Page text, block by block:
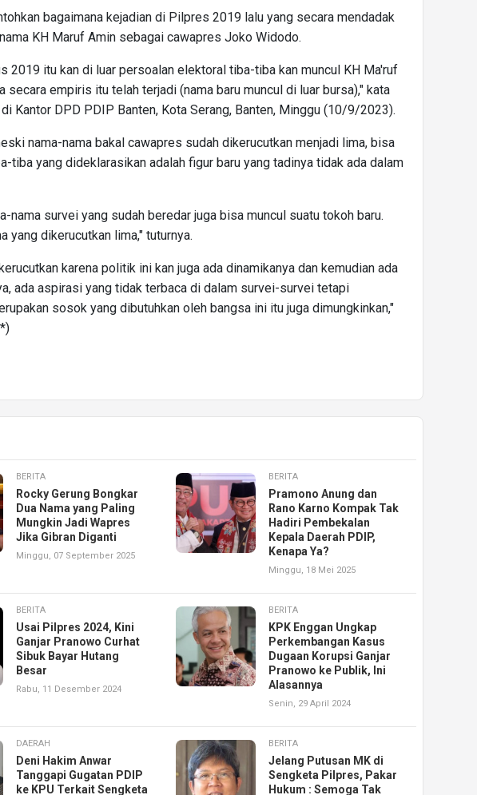
bagaimana kejadian di Pilpres 2019 lalu yang secara mendadak
KH Maruf Amin sebagai cawapres Joko Widodo.
2019 itu kan di luar persoalan elektoral tiba-tiba kan muncul KH Ma'ruf
secara empiris itu telah terjadi (nama baru muncul di luar bursa)," kata
Kantor DPD PDIP Banten, Kota Serang, Banten, Minggu (10/9/2023).
nama-nama bakal cawapres sudah dikerucutkan menjadi lima, bisa
tiba yang dideklarasikan adalah figur baru yang tadinya tidak ada dalam
nama survei yang sudah beredar juga bisa muncul suatu tokoh baru.
yang dikerucutkan lima," tuturnya.
karena politik ini kan juga ada dinamikanya dan kemudian ada
ada aspirasi yang tidak terbaca di dalam survei-survei tetapi
sosok yang dibutuhkan oleh bangsa ini itu juga dimungkinkan,"
BERITA
Rocky Gerung Bongkar
Dua Nama yang Paling
Mungkin Jadi Wapres
Jika Gibran Diganti
Minggu, 07 September 2025
BERITA
Pramono Anung dan
Rano Karno Kompak Tak
Hadiri Pembekalan
Kepala Daerah PDIP,
Kenapa Ya?
Minggu, 18 Mei 2025
BERITA
Usai Pilpres 2024, Kini
Ganjar Pranowo Curhat
Sibuk Bayar Hutang
Besar
Rabu, 11 Desember 2024
BERITA
KPK Enggan Ungkap
Perkembangan Kasus
Dugaan Korupsi Ganjar
Pranowo ke Publik, Ini
Alasannya
Senin, 29 April 2024
DAERAH
Deni Hakim Anwar
Tanggapi Gugatan PDIP
ke KPU Terkait Sengketa
BERITA
Jelang Putusan MK di
Sengketa Pilpres, Pakar
Hukum : Semoga Tak